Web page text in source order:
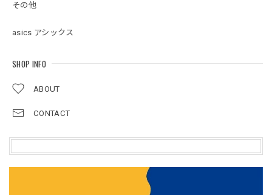
その他
asics アシックス
SHOP INFO
ABOUT
CONTACT